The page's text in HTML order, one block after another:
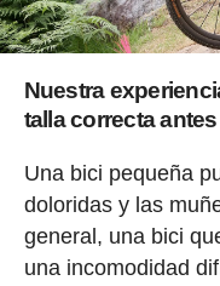
Nuestra
talla correcta
Una bici pequeña
doloridas y las
general, una bici
una incomodidad